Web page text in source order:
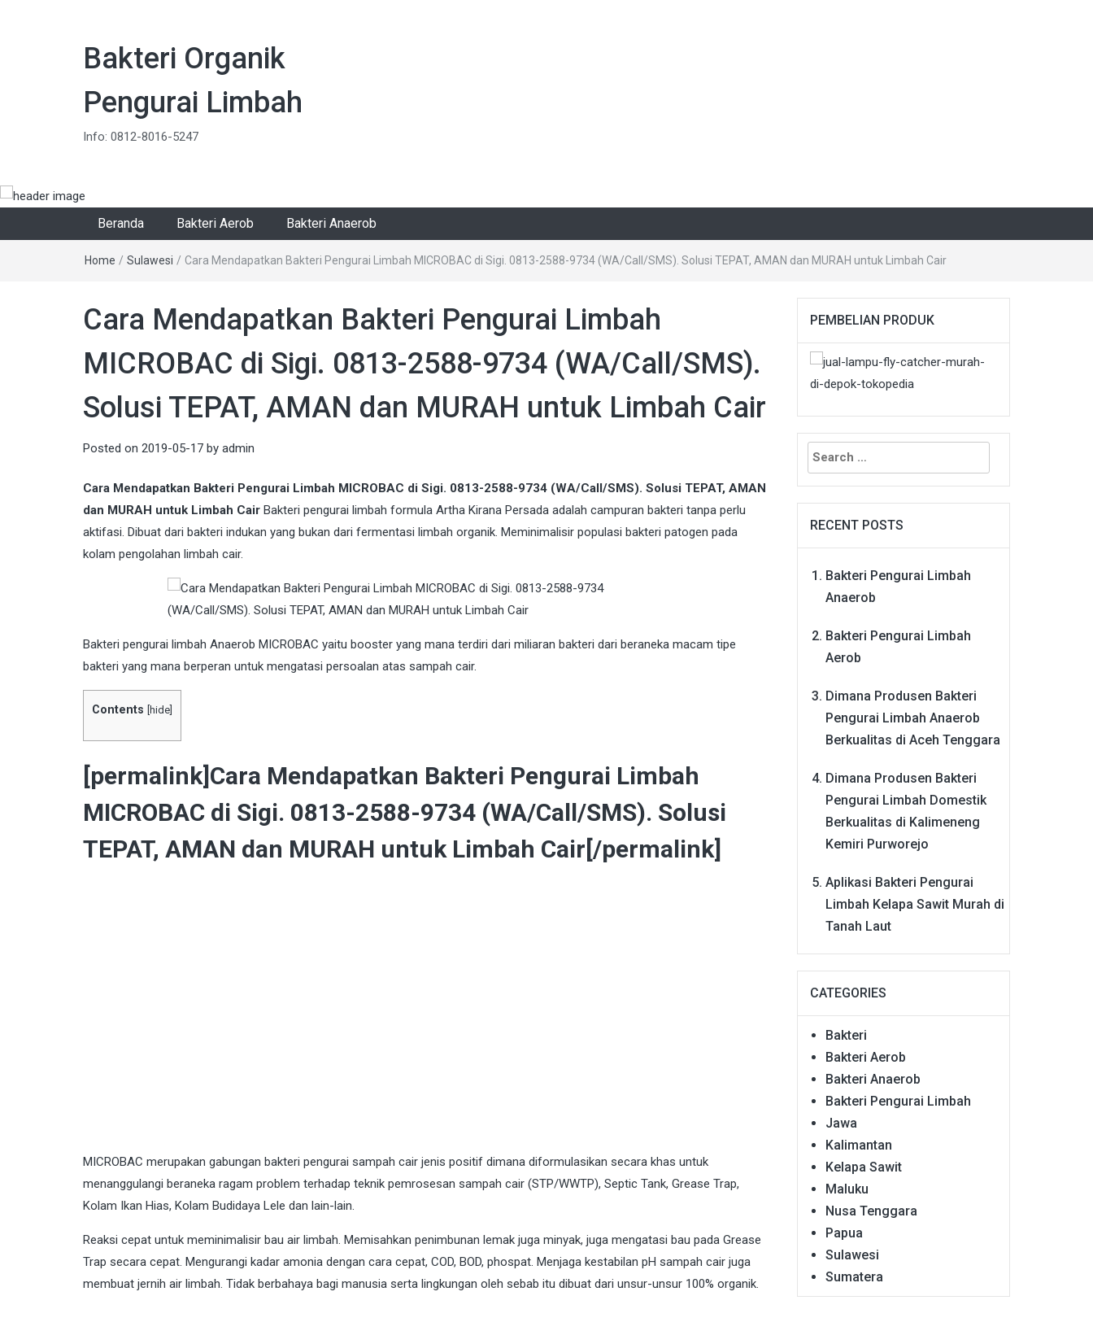
Bakteri Organik
Pengurai Limbah
Info: 0812-8016-5247
Beranda Bakteri Aerob Bakteri Anaerob
Home / Sulawesi / Cara Mendapatkan Bakteri Pengurai Limbah MICROBAC di Sigi. 0813-2588-9734 (WA/Call/SMS). Solusi TEPAT, AMAN dan MURAH untuk Limbah Cair
Cara Mendapatkan Bakteri Pengurai Limbah
MICROBAC di Sigi. 0813-2588-9734 (WA/Call/SMS).
Solusi TEPAT, AMAN dan MURAH untuk Limbah Cair
Posted on 2019-05-17 by admin
Cara Mendapatkan Bakteri Pengurai Limbah MICROBAC di Sigi. 0813-2588-9734 (WA/Call/SMS). Solusi TEPAT, AMAN
dan MURAH untuk Limbah Cair Bakteri pengurai limbah formula Artha Kirana Persada adalah campuran bakteri tanpa perlu
aktifasi. Dibuat dari bakteri indukan yang bukan dari fermentasi limbah organik. Meminimalisir populasi bakteri patogen pada
kolam pengolahan limbah cair.
Bakteri pengurai limbah Anaerob MICROBAC yaitu booster yang mana terdiri dari miliaran bakteri dari beraneka macam tipe
bakteri yang mana berperan untuk mengatasi persoalan atas sampah cair.
Contents hide
[permalink]Cara Mendapatkan Bakteri Pengurai Limbah
MICROBAC di Sigi. 0813-2588-9734 (WA/Call/SMS). Solusi
TEPAT, AMAN dan MURAH untuk Limbah Cair[/permalink]
MICROBAC merupakan gabungan bakteri pengurai sampah cair jenis positif dimana diformulasikan secara khas untuk
menanggulangi beraneka ragam problem terhadap teknik pemrosesan sampah cair (STP/WWTP), Septic Tank, Grease Trap,
Kolam Ikan Hias, Kolam Budidaya Lele dan lain-lain.
Reaksi cepat untuk meminimalisir bau air limbah. Memisahkan penimbunan lemak juga minyak, juga mengatasi bau pada Grease
Trap secara cepat. Mengurangi kadar amonia dengan cara cepat, COD, BOD, phospat. Menjaga kestabilan pH sampah cair juga
membuat jernih air limbah. Tidak berbahaya bagi manusia serta lingkungan oleh sebab itu dibuat dari unsur-unsur 100% organik.
PEMBELIAN PRODUK
Search
for:
RECENT POSTS
Bakteri Pengurai Limbah
Anaerob
Bakteri Pengurai Limbah
Aerob
Dimana Produsen Bakteri
Pengurai Limbah Anaerob
Berkualitas di Aceh Tenggara
Dimana Produsen Bakteri
Pengurai Limbah Domestik
Berkualitas di Kalimeneng
Kemiri Purworejo
Aplikasi Bakteri Pengurai
Limbah Kelapa Sawit Murah di
Tanah Laut
CATEGORIES
Bakteri
Bakteri Aerob
Bakteri Anaerob
Bakteri Pengurai Limbah
Jawa
Kalimantan
Kelapa Sawit
Maluku
Nusa Tenggara
Papua
Sulawesi
Sumatera